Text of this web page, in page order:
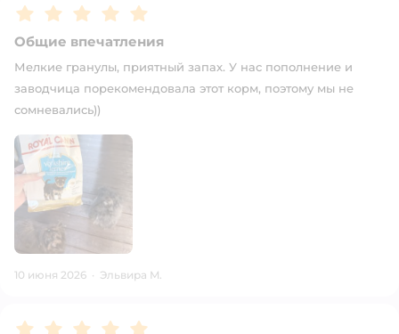
Рейтинг:5
Общие впечатления
Мелкие гранулы, приятный запах. У нас пополнение и
заводчица порекомендовала этот корм, поэтому мы не
сомневались))
10 июня 2026 · Эльвира M.
Рейтинг:5